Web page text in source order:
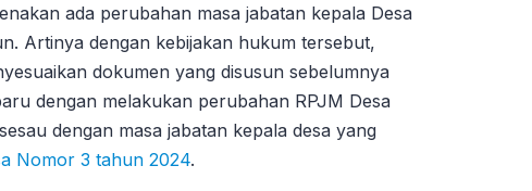
ada perubahan masa jabatan kepala Desa
Artinya dengan kebijakan hukum tersebut,
dokumen yang disusun sebelumnya
dengan melakukan perubahan RPJM Desa
dengan masa jabatan kepala desa yang
Nomor 3 tahun 2024.